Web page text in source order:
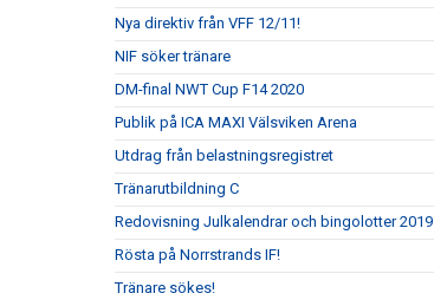
Nya direktiv från VFF 12/11!
NIF söker tränare
DM-final NWT Cup F14 2020
Publik på ICA MAXI Välsviken Arena
Utdrag från belastningsregistret
Tränarutbildning C
Redovisning Julkalendrar och bingolotter 2019
Rösta på Norrstrands IF!
Tränare sökes!